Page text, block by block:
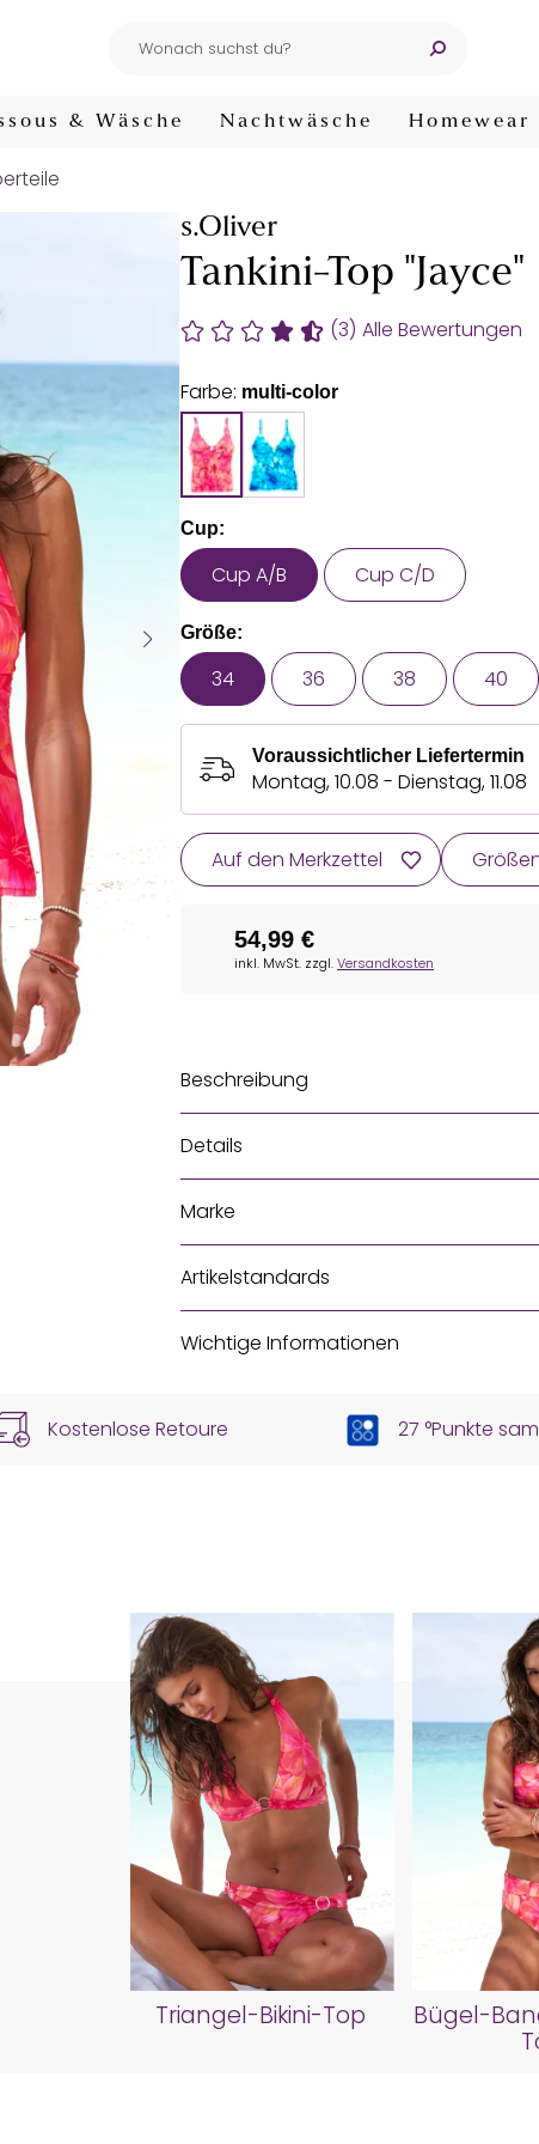
& Wäsche Nachtwäsche Homewear
s.Oliver
Tankini-Top "Jayce"
(3) Alle Bewertungen
Farbe: multi-color
Cup:
Cup A/B Cup C/D
Größe:
34 36 38 40
Voraussichtlicher Liefertermin
Montag, 10.08 - Dienstag, 11.08
Auf den Merkzettel
54,99 €
inkl. MwSt. zzgl.Versandkosten
Beschreibung
Details
Marke
Artikelstandards
Wichtige Informationen
Kostenlose Retoure 27 °Punkte
Triangel-Bikini-Top
Bügel-